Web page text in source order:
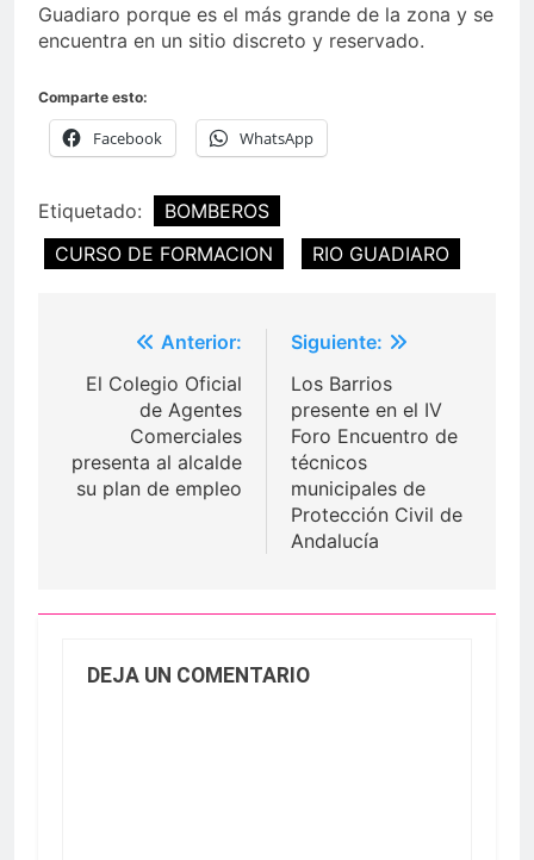
Guadiaro porque es el más grande de la zona y se
encuentra en un sitio discreto y reservado.
Comparte esto:
Facebook WhatsApp
Etiquetado:
BOMBEROS
CURSO DE FORMACION
RIO GUADIARO
Navegación
de
entradas
Anterior:
El Colegio Oficial
de Agentes
Comerciales
presenta al alcalde
su plan de empleo
Siguiente:
Los Barrios
presente en el IV
Foro Encuentro de
técnicos
municipales de
Protección Civil de
Andalucía
DEJA UN COMENTARIO